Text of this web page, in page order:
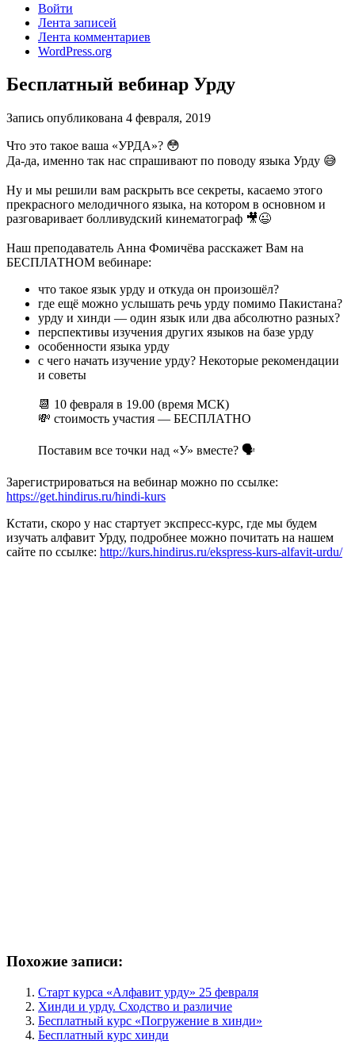
Войти
Лента записей
Лента комментариев
WordPress.org
Бесплатный вебинар Урду
Запись опубликована 4 февраля, 2019
Что это такое ваша «УРДА»? 😳
Да-да, именно так нас спрашивают по поводу языка Урду 😅
Ну и мы решили вам раскрыть все секреты, касаемо этого
прекрасного мелодичного языка, на котором в основном и
разговаривает болливудский кинематограф 🎥😉
Наш преподаватель Анна Фомичёва расскажет Вам на
БЕСПЛАТНОМ вебинаре:
что такое язык урду и откуда он произошёл?
где ещё можно услышать речь урду помимо Пакистана?
урду и хинди — один язык или два абсолютно разных?
перспективы изучения других языков на базе урду
особенности языка урду
с чего начать изучение урду? Некоторые рекомендации
и советы
📆 10 февраля в 19.00 (время МСК)
💸 стоимость участия — БЕСПЛАТНО
Поставим все точки над «У» вместе? 🗣
Зарегистрироваться на вебинар можно по ссылке:
https://get.hindirus.ru/hindi-kurs
Кстати, скоро у нас стартует экспресс-курс, где мы будем
изучать алфавит Урду, подробнее можно почитать на нашем
сайте по ссылке: http://kurs.hindirus.ru/ekspress-kurs-alfavit-urdu/
Похожие записи:
Старт курса «Алфавит урду» 25 февраля
Хинди и урду. Сходство и различие
Бесплатный курс «Погружение в хинди»
Бесплатный курс хинди